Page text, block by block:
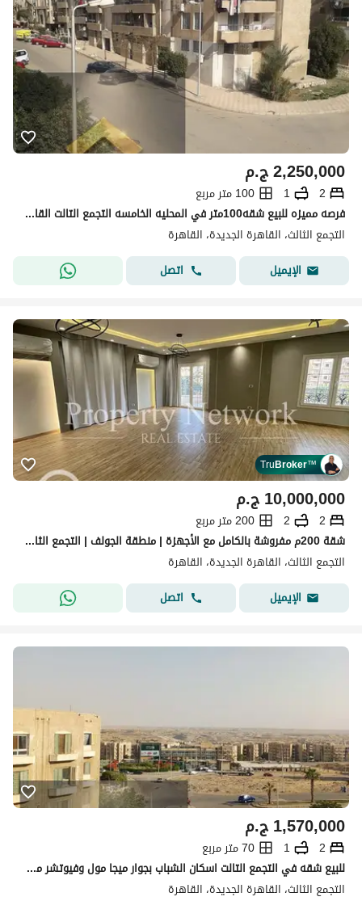
ج.م2,250,000
2
1
100 متر مربع
فرصه مميزه للبيع شقه100متر في المحليه الخامسه التجمع التالت القاهرة الجديدة
التجمع الثالث، القاهرة الجديدة، القاهرة
الإيميل
اتصل
TruBroker™
ج.م10,000,000
2
2
200 متر مربع
شقة 200م مفروشة بالكامل مع الأجهزة | منطقة الجولف | التجمع الثالث القاهرة الجديدة تطل على شارع رئيسي
التجمع الثالث، القاهرة الجديدة، القاهرة
الإيميل
اتصل
ج.م1,570,000
2
1
70 متر مربع
للبيع شقه في التجمع التالت اسكان الشباب بجوار ميجا مول وفيوتشر مول ودقائق من الجامعه الالمانيه و مستشفى القاهره الجديده 10 دقائق من الجامعه الامريكيه وجامعه المستقبل وشارع التسعين
التجمع الثالث، القاهرة الجديدة، القاهرة